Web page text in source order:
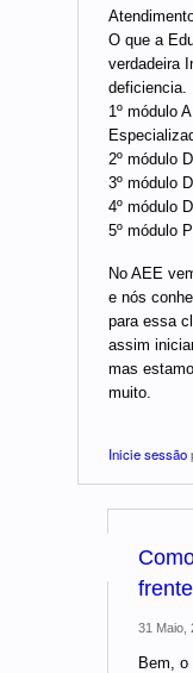
O que a
verdadeira
deficiencia.
1º módulo
2º módulo
3º módulo
4º módulo
5º módulo
No AEE
e nós
para essa
assim
mas
muito.
Inicie sessão
31 Maio,
Bem, o